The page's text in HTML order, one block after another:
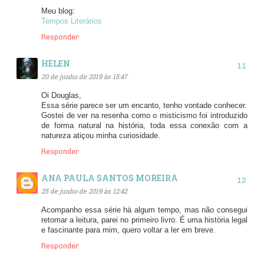
Meu blog:
Tempos Literários
Responder
HELEN
20 de junho de 2019 às 15:47
Oi Douglas,
Essa série parece ser um encanto, tenho vontade conhecer.
Gostei de ver na resenha como o misticismo foi introduzido
de forma natural na história, toda essa conexão com a
natureza atiçou minha curiosidade.
Responder
ANA PAULA SANTOS MOREIRA
25 de junho de 2019 às 12:42
Acompanho essa série hà algum tempo, mas não consegui
retomar a leitura, parei no primeiro livro. É uma història legal
e fascinante para mim, quero voltar a ler em breve.
Responder